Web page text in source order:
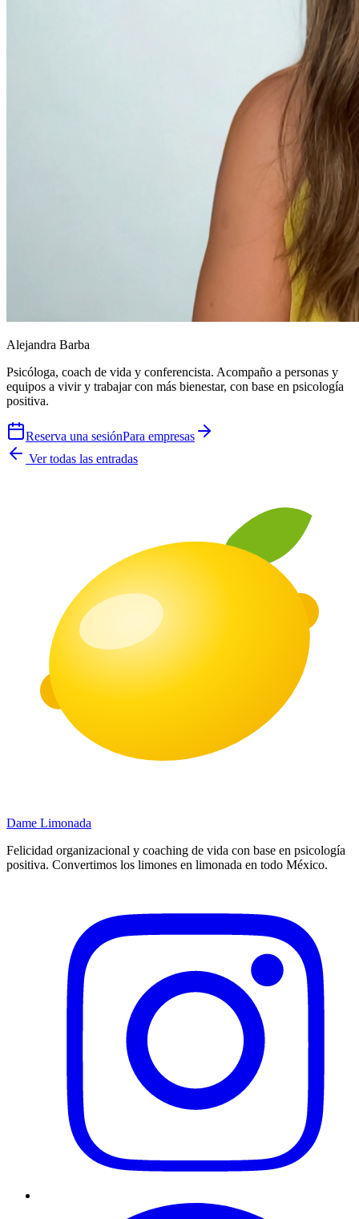
Alejandra Barba
Psicóloga, coach de vida y conferencista. Acompaño a personas y
equipos a vivir y trabajar con más bienestar, con base en psicología
positiva.
Reserva una sesiónPara empresas
Ver todas las entradas
Dame Limonada
Felicidad organizacional y coaching de vida con base en psicología
positiva. Convertimos los limones en limonada en todo México.